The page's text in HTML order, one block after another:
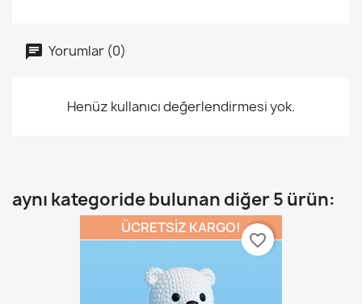
Yorumlar (0)
Henüz kullanıcı değerlendirmesi yok.
aynı kategoride bulunan diğer 5 ürün:
ÜCRETSIZ KARGO!
favorite_border